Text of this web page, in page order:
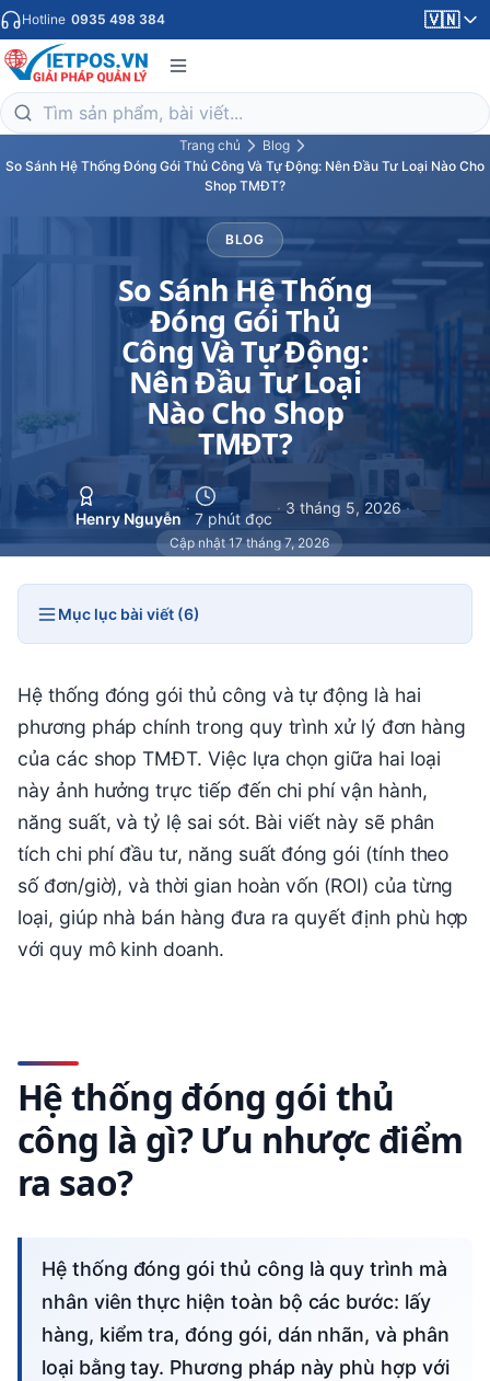
Hotline 0935 498 384 🇻🇳
Trang chủ
Blog
So Sánh Hệ Thống Đóng Gói Thủ Công Và Tự Động: Nên Đầu Tư Loại Nào Cho
Shop TMĐT?
BLOG
So Sánh Hệ Thống
Đóng Gói Thủ
Công Và Tự Động:
Nên Đầu Tư Loại
Nào Cho Shop
TMĐT?
Henry Nguyễn
·
7 phút đọc
· 3 tháng 5, 2026 ·
Cập nhật 17 tháng 7, 2026
Mục lục bài viết (6)
Hệ thống đóng gói thủ công và tự động là hai
phương pháp chính trong quy trình xử lý đơn hàng
của các shop TMĐT. Việc lựa chọn giữa hai loại
này ảnh hưởng trực tiếp đến chi phí vận hành,
năng suất, và tỷ lệ sai sót. Bài viết này sẽ phân
tích chi phí đầu tư, năng suất đóng gói (tính theo
số đơn/giờ), và thời gian hoàn vốn (ROI) của từng
loại, giúp nhà bán hàng đưa ra quyết định phù hợp
với quy mô kinh doanh.
Hệ thống đóng gói thủ
công là gì? Ưu nhược điểm
ra sao?
Hệ thống đóng gói thủ công là quy trình mà
nhân viên thực hiện toàn bộ các bước: lấy
hàng, kiểm tra, đóng gói, dán nhãn, và phân
loại bằng tay. Phương pháp này phù hợp với